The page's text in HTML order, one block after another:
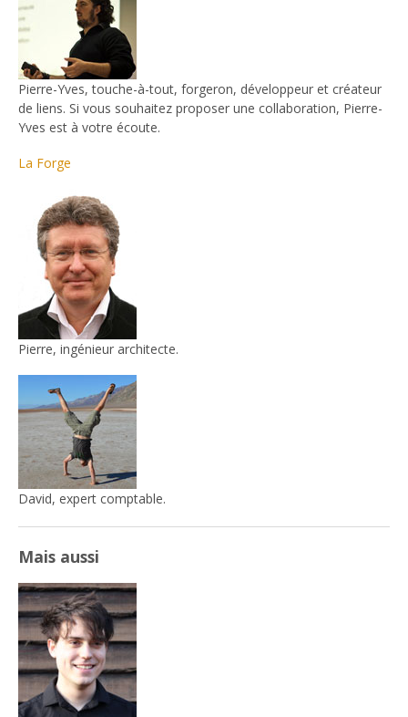
Pierre-Yves, touche-à-tout, forgeron, développeur et créateur
de liens. Si vous souhaitez proposer une collaboration, Pierre-
Yves est à votre écoute.
La Forge
Pierre, ingénieur architecte.
David, expert comptable.
Mais aussi